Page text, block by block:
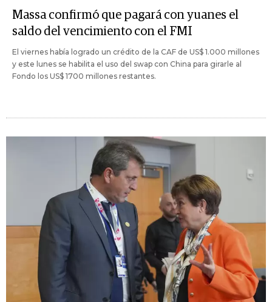
Massa confirmó que pagará con yuanes el
saldo del vencimiento con el FMI
El viernes había logrado un crédito de la CAF de US$ 1.000 millones
y este lunes se habilita el uso del swap con China para girarle al
Fondo los US$ 1700 millones restantes.